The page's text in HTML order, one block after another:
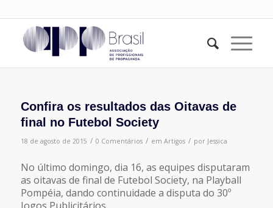
Confira os resultados das Oitavas de
final no Futebol Society
18 de agosto de 2015 / 0 Comentários / em Artigos / por Jessica
No último domingo, dia 16, as equipes disputaram
as oitavas de final de Futebol Society, na Playball
Pompéia, dando continuidade a disputa do 30º
Jogos Publicitários.